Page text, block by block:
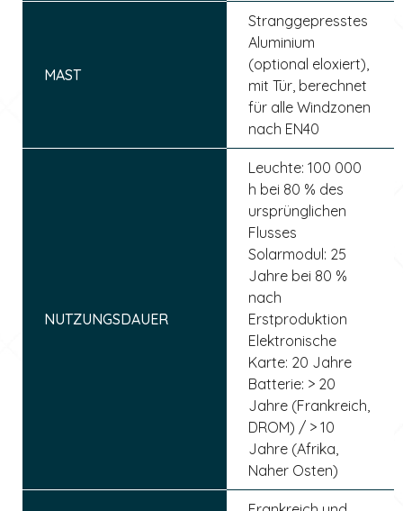
MAST
Stranggepresstes
Aluminium
(optional eloxiert),
mit Tür, berechnet
für alle Windzonen
nach EN40
NUTZUNGSDAUER
Leuchte: 100 000
h bei 80 % des
ursprünglichen
Flusses
Solarmodul: 25
Jahre bei 80 %
nach
Erstproduktion
Elektronische
Karte: 20 Jahre
Batterie: > 20
Jahre (Frankreich,
DROM) / > 10
Jahre (Afrika,
Naher Osten)